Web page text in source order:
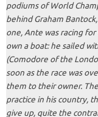
podiums of World
behind Graham
one, Ante was racing
own a boat: he sailed
(Comodore of the
soon as the race was
them to their owner.
practice in his country,
give up, quite the